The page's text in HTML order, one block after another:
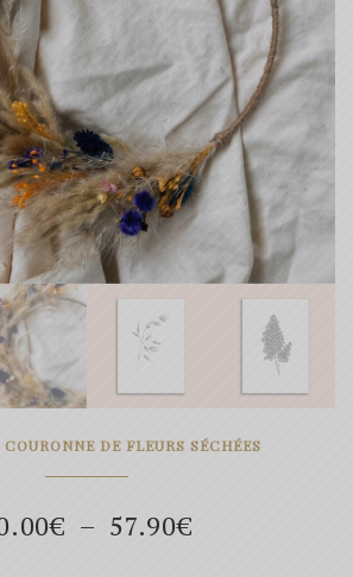
DE FLEURS SÉCHÉES
€ – 57.90€